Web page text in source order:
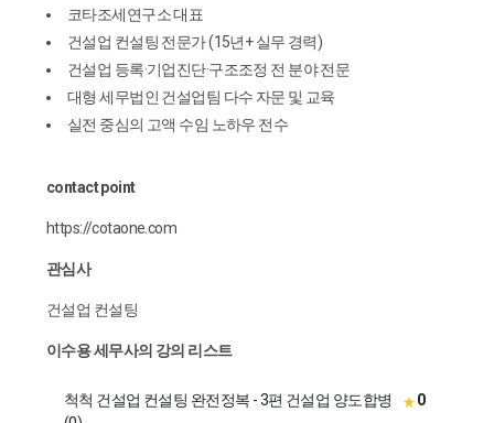
코타조세연구소 대표
건설업 컨설팅 전문가 (15년+ 실무 경력)
건설업 등록·기업진단·구조조정 전 분야 전문
대형 세무법인 건설업팀 다수 자문 및 교육
실전 중심의 고액 수임 노하우 전수
contact point
https://cotaone.com
관심사
건설업 컨설팅
이수용 세무사의 강의 리스트
척척 건설업 컨설팅 완전정복 - 3편 건설업 양도합병
0